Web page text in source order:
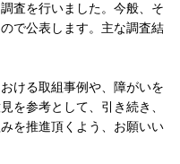
査を行いました。今般、そ
で公表します。主な調査結
ける取組事例や、障がいを
を参考として、引き続き、
を推進頂くよう、お願いい